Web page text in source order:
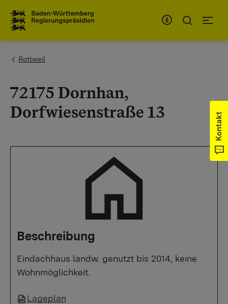
You are here:
Rottweil
72175 Dornhan,
Dorfwiesenstraße 13
Kontakt
Beschreibung
Eindachhaus landw. genutzt bis 2014, keine
Wohnmöglichkeit.
Lageplan